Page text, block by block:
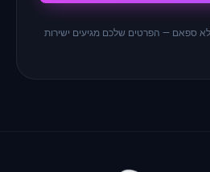
ספאם — הפרטים שלכם מגיעים ישירות